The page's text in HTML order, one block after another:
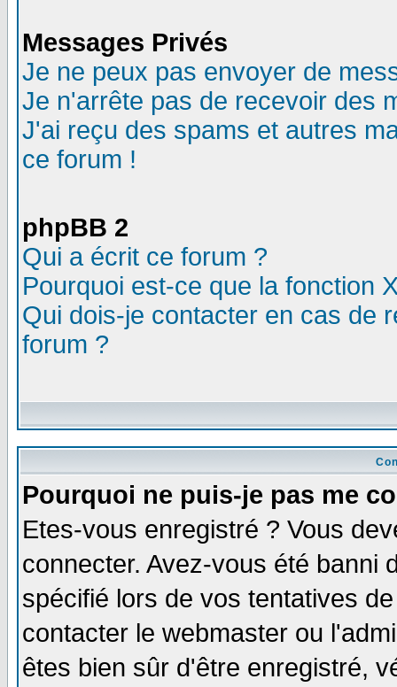
Messages Privés
Je ne peux pas envoyer de
Je n'arrête pas de recevoir des
J'ai reçu des spams et autres
ce forum !
phpBB 2
Qui a écrit ce forum ?
Pourquoi est-ce que la fonction
Qui dois-je contacter en cas de
forum ?
Pourquoi ne puis-je pas me
Etes-vous enregistré ? Vous
connecter. Avez-vous été banni
spécifié lors de vos tentatives
contacter le webmaster ou
êtes bien sûr d'être enregistré,